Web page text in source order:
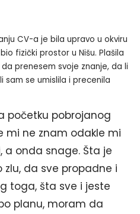
CV-a je bila upravo u okviru
fizički prostor u Nišu. Plašila
prenesem svoje znanje, da li
sam se umislila i precenila
početku pobrojanog
mi ne znam odakle mi
a onda snage. Šta je
da sve propadne i
toga, šta sve i jeste
planu, moram da